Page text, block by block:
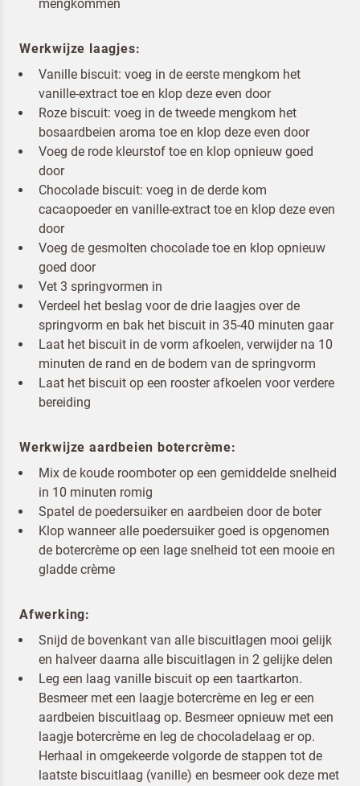
mengkommen
Werkwijze laagjes:
Vanille biscuit: voeg in de eerste mengkom het
vanille-extract toe en klop deze even door
Roze biscuit: voeg in de tweede mengkom het
bosaardbeien aroma toe en klop deze even door
Voeg de rode kleurstof toe en klop opnieuw goed
door
Chocolade biscuit: voeg in de derde kom
cacaopoeder en vanille-extract toe en klop deze even
door
Voeg de gesmolten chocolade toe en klop opnieuw
goed door
Vet 3 springvormen in
Verdeel het beslag voor de drie laagjes over de
springvorm en bak het biscuit in 35-40 minuten gaar
Laat het biscuit in de vorm afkoelen, verwijder na 10
minuten de rand en de bodem van de springvorm
Laat het biscuit op een rooster afkoelen voor verdere
bereiding
Werkwijze aardbeien botercrème:
Mix de koude roomboter op een gemiddelde snelheid
in 10 minuten romig
Spatel de poedersuiker en aardbeien door de boter
Klop wanneer alle poedersuiker goed is opgenomen
de botercrème op een lage snelheid tot een mooie en
gladde crème
Afwerking:
Snijd de bovenkant van alle biscuitlagen mooi gelijk
en halveer daarna alle biscuitlagen in 2 gelijke delen
Leg een laag vanille biscuit op een taartkarton.
Besmeer met een laagje botercrème en leg er een
aardbeien biscuitlaag op. Besmeer opnieuw met een
laagje botercrème en leg de chocoladelaag er op.
Herhaal in omgekeerde volgorde de stappen tot de
laatste biscuitlaag (vanille) en besmeer ook deze met
Om spam te bestrijden, selecteer hieronder de
afbeelding van dePannenkoeken
Ik ben een horeca professional
Door op versturen te klikken, ga je akkoord metonze voorwaarden.
VERSTUREN